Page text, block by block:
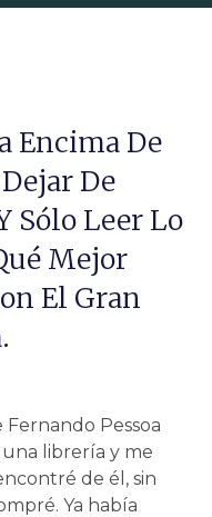
Encima De
De
Sólo Leer Lo
Mejor
El Gran
Fernando Pessoa
librería y me
de él, sin
Ya había